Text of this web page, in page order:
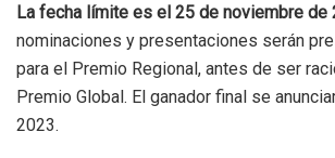
La fecha límite es el 25 de noviembre de
nominaciones y presentaciones serán
para el Premio Regional, antes de ser
Premio Global. El ganador final se
2023.